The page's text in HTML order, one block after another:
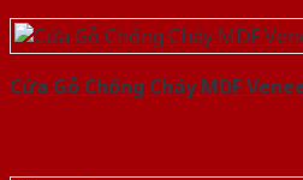
Cửa Gỗ Chống Cháy MDF